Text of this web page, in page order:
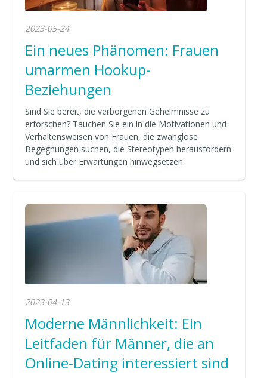
2023-05-24
Ein neues Phänomen: Frauen
umarmen Hookup-
Beziehungen
Sind Sie bereit, die verborgenen Geheimnisse zu
erforschen? Tauchen Sie ein in die Motivationen und
Verhaltensweisen von Frauen, die zwanglose
Begegnungen suchen, die Stereotypen herausfordern
und sich über Erwartungen hinwegsetzen.
2023-04-13
Moderne Männlichkeit: Ein
Leitfaden für Männer, die an
Online-Dating interessiert sind